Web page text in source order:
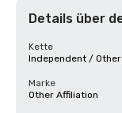
Details über
Kette
Independent / Other
Marke
Other Affiliation